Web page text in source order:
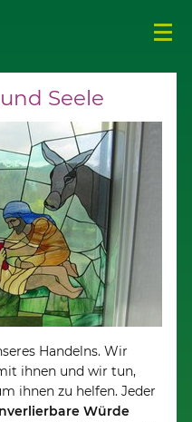
Seele
Handelns. Wir
ihnen und wir tun,
ihnen zu helfen. Jeder
Würde